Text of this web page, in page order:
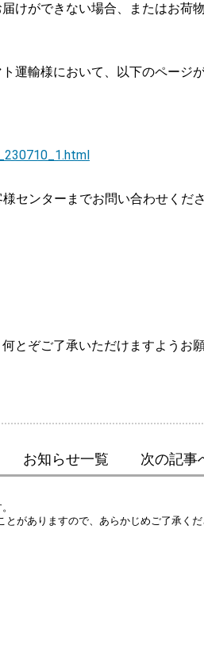
けができない場合、またはお荷
運輸様において、以下のページ
センターまでお問い合わせくだ
とぞご了承いただけますようお
お知らせ一覧 次の記事
がありますので、あらかじめご了承くだ